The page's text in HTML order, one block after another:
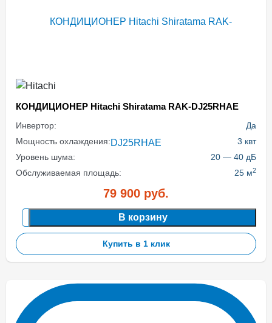
КОНДИЦИОНЕР Hitachi Shiratama RAK-DJ25RHAE
Инвертор:
Да
Мощность охлаждения:
3 квт
Уровень шума:
20 — 40 дБ
Обслуживаемая площадь:
25 м2
79 900 руб.
В корзину
Купить в 1 клик